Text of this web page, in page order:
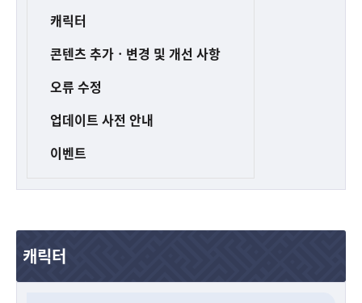
캐릭터
콘텐츠 추가ㆍ변경 및 개선 사항
오류 수정
업데이트 사전 안내
이벤트
캐릭터